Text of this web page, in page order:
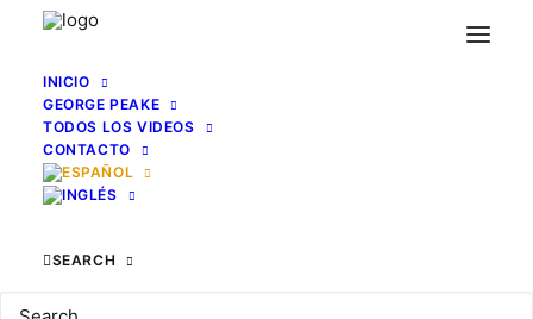
INICIO
GEORGE PEAKE
TODOS LOS VIDEOS
CONTACTO
SEARCH